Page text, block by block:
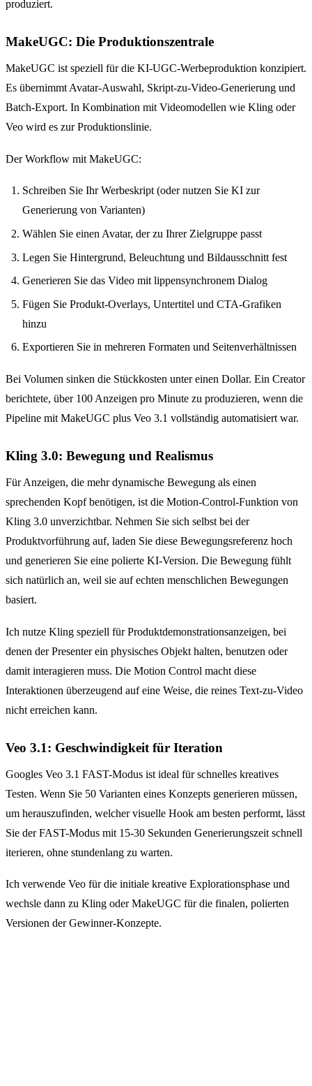
produziert.
MakeUGC: Die Produktionszentrale
MakeUGC ist speziell für die KI-UGC-Werbeproduktion konzipiert.
Es übernimmt Avatar-Auswahl, Skript-zu-Video-Generierung und
Batch-Export. In Kombination mit Videomodellen wie Kling oder
Veo wird es zur Produktionslinie.
Der Workflow mit MakeUGC:
Schreiben Sie Ihr Werbeskript (oder nutzen Sie KI zur
Generierung von Varianten)
Wählen Sie einen Avatar, der zu Ihrer Zielgruppe passt
Legen Sie Hintergrund, Beleuchtung und Bildausschnitt fest
Generieren Sie das Video mit lippensynchronem Dialog
Fügen Sie Produkt-Overlays, Untertitel und CTA-Grafiken
hinzu
Exportieren Sie in mehreren Formaten und Seitenverhältnissen
Bei Volumen sinken die Stückkosten unter einen Dollar. Ein Creator
berichtete, über 100 Anzeigen pro Minute zu produzieren, wenn die
Pipeline mit MakeUGC plus Veo 3.1 vollständig automatisiert war.
Kling 3.0: Bewegung und Realismus
Für Anzeigen, die mehr dynamische Bewegung als einen
sprechenden Kopf benötigen, ist die Motion-Control-Funktion von
Kling 3.0 unverzichtbar. Nehmen Sie sich selbst bei der
Produktvorführung auf, laden Sie diese Bewegungsreferenz hoch
und generieren Sie eine polierte KI-Version. Die Bewegung fühlt
sich natürlich an, weil sie auf echten menschlichen Bewegungen
basiert.
Ich nutze Kling speziell für Produktdemonstrationsanzeigen, bei
denen der Presenter ein physisches Objekt halten, benutzen oder
damit interagieren muss. Die Motion Control macht diese
Interaktionen überzeugend auf eine Weise, die reines Text-zu-Video
nicht erreichen kann.
Veo 3.1: Geschwindigkeit für Iteration
Googles Veo 3.1 FAST-Modus ist ideal für schnelles kreatives
Testen. Wenn Sie 50 Varianten eines Konzepts generieren müssen,
um herauszufinden, welcher visuelle Hook am besten performt, lässt
Sie der FAST-Modus mit 15-30 Sekunden Generierungszeit schnell
iterieren, ohne stundenlang zu warten.
Ich verwende Veo für die initiale kreative Explorationsphase und
wechsle dann zu Kling oder MakeUGC für die finalen, polierten
Versionen der Gewinner-Konzepte.